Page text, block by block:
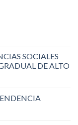
SOCIALES
DE ALTO